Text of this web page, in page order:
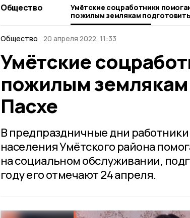
Общество
Умётские соцработники
пожилым землякам
Пасхе
Общество 20 апреля 2022, 11:33
Умётские
пожилым землякам
Пасхе
В предпраздничные дни
населения Умётского района
на социальном обслуживании,
году его отмечают 24 апреля.